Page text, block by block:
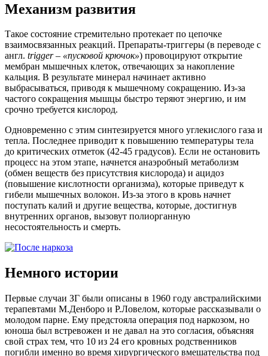
Механизм развития
Такое состояние стремительно протекает по цепочке
взаимосвязанных реакций. Препараты-триггеры (в переводе с
англ. trigger– «пусковой крючок») провоцируют открытие
мембран мышечных клеток, отвечающих за накопление
кальция. В результате минерал начинает активно
выбрасываться, приводя к мышечному сокращению. Из-за
частого сокращения мышцы быстро теряют энергию, и им
срочно требуется кислород.
Одновременно с этим синтезируется много углекислого газа и
тепла. Последнее приводит к повышению температуры тела
до критических отметок (42-45 градусов). Если не остановить
процесс на этом этапе, начнется анаэробный метаболизм
(обмен веществ без присутствия кислорода) и ацидоз
(повышение кислотности организма), которые приведут к
гибели мышечных волокон. Из-за этого в кровь начнет
поступать калий и другие вещества, которые, достигнув
внутренних органов, вызовут полиорганную
несостоятельность и смерть.
Немного истории
Первые случаи ЗГ были описаны в 1960 году австралийскими
терапевтами М.Денборо и Р.Ловелом, которые рассказывали о
молодом парне. Ему предстояла операция под наркозом, но
юноша был встревожен и не давал на это согласия, объясняя
свой страх тем, что 10 из 24 его кровных родственников
погибли именно во время хирургического вмешательства под